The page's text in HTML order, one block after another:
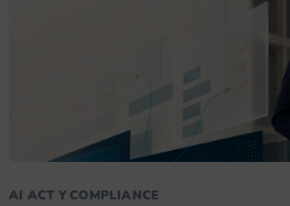
AI ACT Y COMPLIANCE